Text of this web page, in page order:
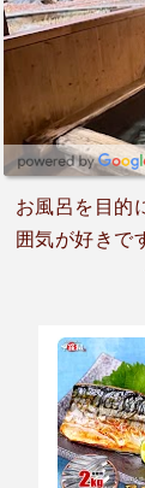
お風呂を目的
囲気が好きで